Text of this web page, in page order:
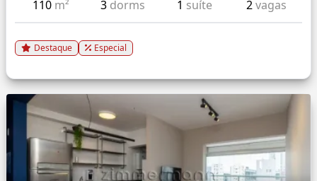
110 m² 3 dorms 1 suíte 2vagas
Destaque Especial